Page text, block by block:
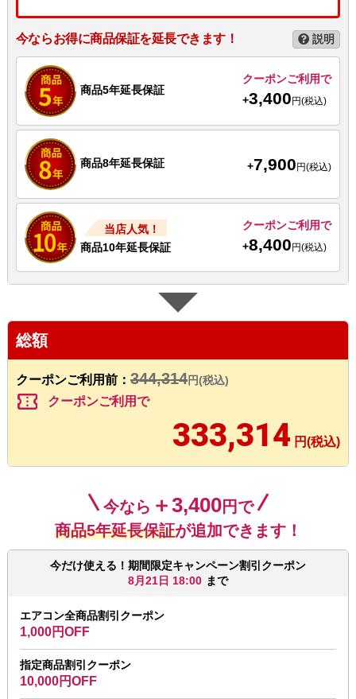
今ならお得に商品保証を延長できます！ 説明
商品5年延長保証
クーポンご利用で
+3,400 円(税込)
商品8年延長保証 +7,900円(税込)
当店人気！
商品10年延長保証
クーポンご利用で
+8,400 円(税込)
総額
クーポンご利用前： 344,314円(税込)
confirmation_number クーポンご利用で
333,314 円(税込)
今なら ＋3,400円で
商品5年延長保証が追加できます！
今だけ使える！期間限定キャンペーン割引クーポン
8月21日 18:00 まで
エアコン全商品割引クーポン
1,000円OFF
指定商品割引クーポン
10,000円OFF